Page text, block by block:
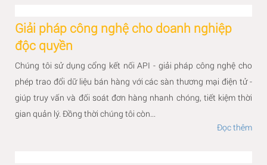
Giải pháp công nghệ cho doanh nghiệp
độc quyền
Chúng tôi sử dụng cổng kết nối API - giải pháp công nghệ cho
phép trao đổi dữ liệu bán hàng với các sàn thương mại điện tử -
giúp truy vấn và đối soát đơn hàng nhanh chóng, tiết kiệm thời
gian quản lý. Đồng thời chúng tôi còn...
Đọc thêm